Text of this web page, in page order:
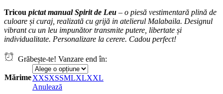
Tricou pictat manual Spirit de Leu – o piesă vestimentară plină de
culoare și curaj, realizată cu grijă in atelierul Malabaila. Designul
vibrant cu un leu impunător transmite putere, libertate și
individualitate. Personalizare la cerere. Cadou perfect!
Grăbește-te! Vanzare end în:
MărimeXXSXSSMLXLXXL
Anulează